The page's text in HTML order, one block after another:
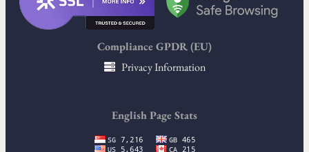
Compliance GPDR (EU)
Privacy Information
English Page Stats